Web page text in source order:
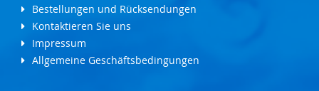
Bestellungen und Rücksendungen
Kontaktieren Sie uns
Impressum
Allgemeine Geschäftsbedingungen